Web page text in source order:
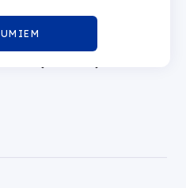
Kierowany
(RLKS)